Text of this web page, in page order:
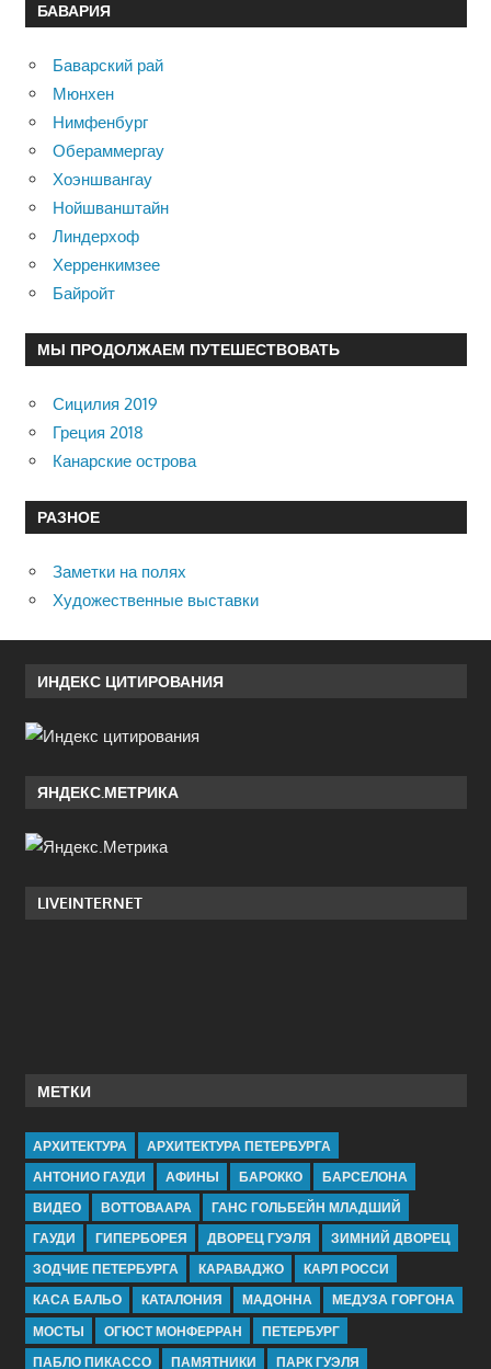
БАВАРИЯ
Баварский рай
Мюнхен
Нимфенбург
Обераммергау
Хоэншвангау
Нойшванштайн
Линдерхоф
Херренкимзее
Байройт
МЫ ПРОДОЛЖАЕМ ПУТЕШЕСТВОВАТЬ
Сицилия 2019
Греция 2018
Канарские острова
РАЗНОЕ
Заметки на полях
Художественные выставки
ИНДЕКС ЦИТИРОВАНИЯ
ЯНДЕКС.МЕТРИКА
LIVEINTERNET
МЕТКИ
АРХИТЕКТУРА
АРХИТЕКТУРА ПЕТЕРБУРГА
АНТОНИО ГАУДИ
АФИНЫ БАРОККО
БАРСЕЛОНА
ВИДЕО
ВОТТОВААРА
ГАНС ГОЛЬБЕЙН МЛАДШИЙ
ГАУДИ
ГИПЕРБОРЕЯ ДВОРЕЦ ГУЭЛЯ
ЗИМНИЙ ДВОРЕЦ
ЗОДЧИЕ ПЕТЕРБУРГА
КАРАВАДЖО
КАРЛ РОССИ
КАСА БАЛЬО
КАТАЛОНИЯ МАДОННА
МЕДУЗА ГОРГОНА
МОСТЫ
ОГЮСТ МОНФЕРРАН
ПЕТЕРБУРГ
ПАБЛО ПИКАССО
ПАМЯТНИКИ ПАРК ГУЭЛЯ